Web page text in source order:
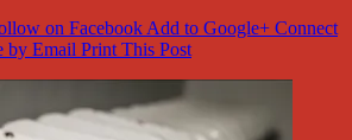
on FacebookAdd to Google+ Connect
by Email Print This Post